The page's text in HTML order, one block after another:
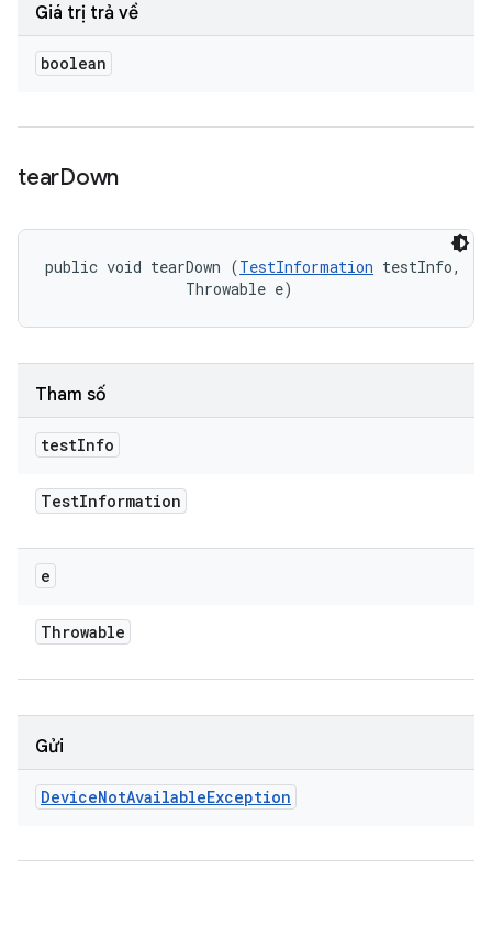
Giá trị trả về
boolean
tearDown
public void tearDown (TestInformation testInfo,
                Throwable e)
Tham số
testInfo
TestInformation
e
Throwable
Gửi
DeviceNotAvailableException